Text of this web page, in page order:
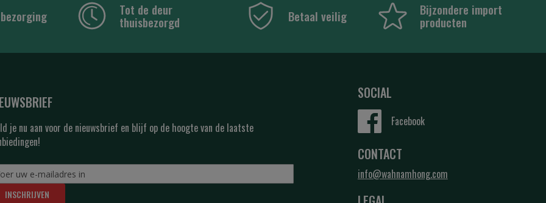
Tot de deur
thuisbezorgd Betaal veilig Bijzondere import
producten
je nu aan voor de nieuwsbrief en blijf op de hoogte van de laatste
INSCHRIJVEN
SOCIAL
Facebook
CONTACT
info@wahnamhong.com